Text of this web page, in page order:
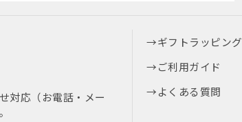
対応（お電話・メー
ギフトラッピング
ご利用ガイド
よくある質問